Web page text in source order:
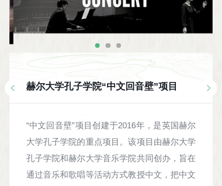
赫尔大学孔子学院“中文回音壁”项目
“中文回音壁”项目创建于2016年，是英国赫尔
大学孔子学院的重点项目。该项目由赫尔大学
孔子学院和赫尔大学音乐学院共同创办，旨在
通过音乐和歌唱等活动方式教授中文，把中文